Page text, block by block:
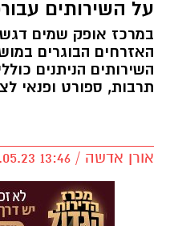
על השירותים
במרכז אופק שמים
האזרחים הבוגרים
השירותים הניתנים
תרבות, ספורט ופנאי
אורן אדשה / 13:46 18.05.23